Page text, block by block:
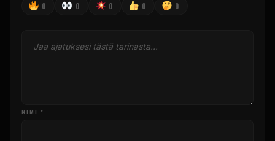
0 0 0 0 0
NIMI *